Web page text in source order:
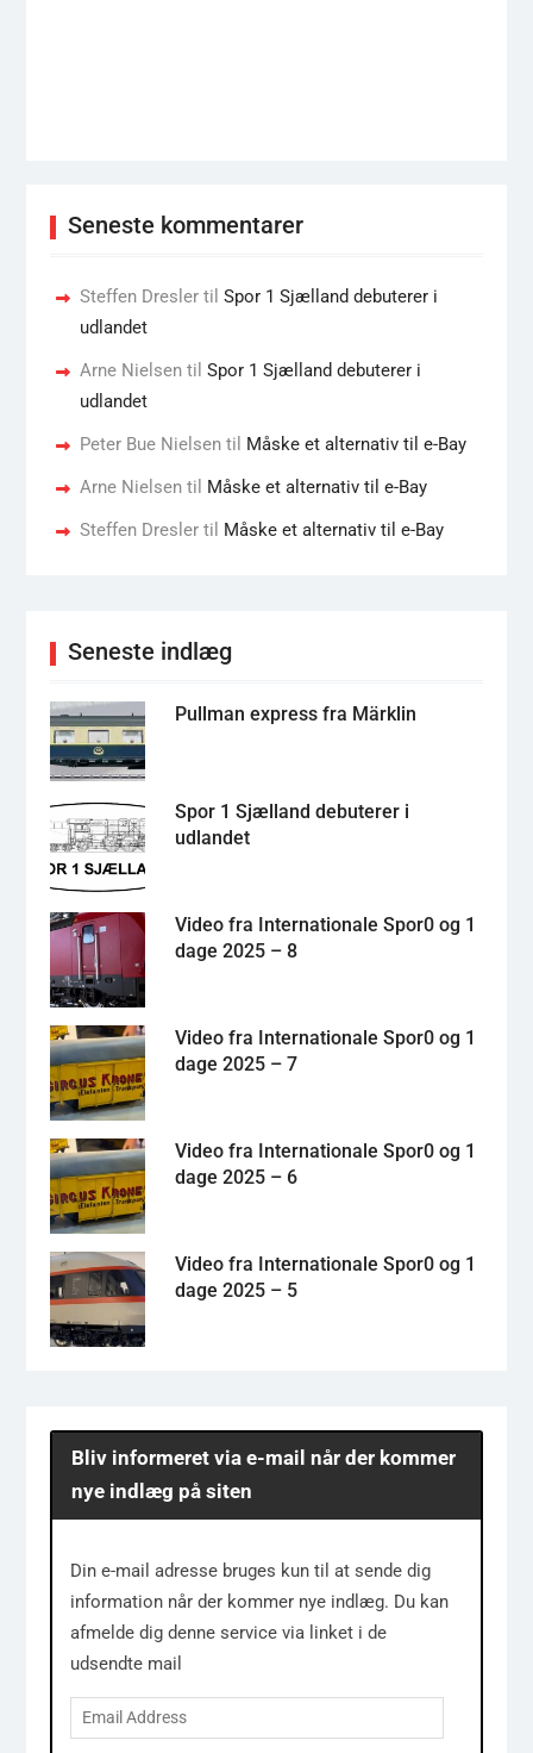
Seneste kommentarer
Steffen Dreslertil Spor 1 Sjælland debuterer i
udlandet
Arne Nielsentil Spor 1 Sjælland debuterer i
udlandet
Peter Bue Nielsentil Måske et alternativ til e-Bay
Arne Nielsentil Måske et alternativ til e-Bay
Steffen Dreslertil Måske et alternativ til e-Bay
Seneste indlæg
Pullman express fra Märklin
Spor 1 Sjælland debuterer i
udlandet
Video fra Internationale Spor0 og 1
dage 2025 – 8
Video fra Internationale Spor0 og 1
dage 2025 – 7
Video fra Internationale Spor0 og 1
dage 2025 – 6
Video fra Internationale Spor0 og 1
dage 2025 – 5
Bliv informeret via e-mail når der kommer
nye indlæg på siten
Din e-mail adresse bruges kun til at sende dig
information når der kommer nye indlæg. Du kan
afmelde dig denne service via linket i de
udsendte mail
Email
Address